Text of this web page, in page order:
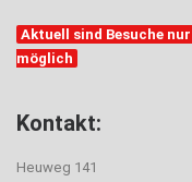
Aktuell sind Besuche
möglich
Kontakt:
Heuweg 141